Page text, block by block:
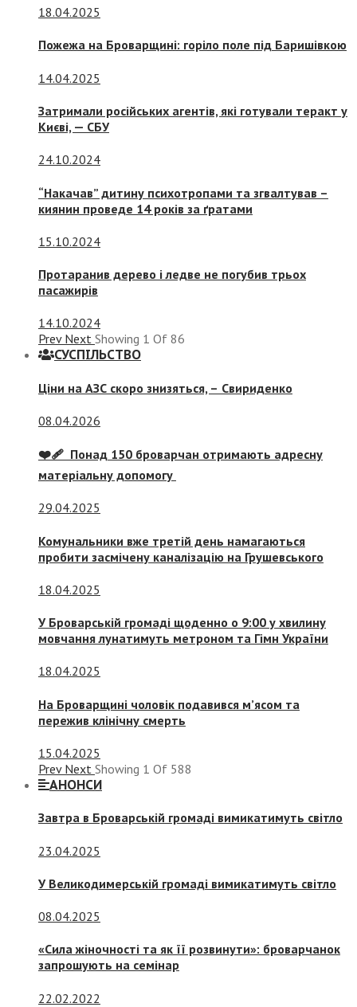
18.04.2025
Пожежа на Броварщині: горіло поле під Баришівкою
14.04.2025
Затримали російських агентів, які готували теракт у
Києві, — СБУ
24.10.2024
“Накачав” дитину психотропами та згвалтував –
киянин проведе 14 років за ґратами
15.10.2024
Протаранив дерево і ледве не погубив трьох
пасажирів
14.10.2024
Prev Next Showing 1 Of 86
СУСПIЛЬСТВО
Ціни на АЗС скоро знизяться, – Свириденко
08.04.2026
❤️‍🩹 Понад 150 броварчан отримають адресну
матеріальну допомогу
29.04.2025
Комунальники вже третій день намагаються
пробити засмічену каналізацію на Грушевського
18.04.2025
У Броварській громаді щоденно о 9:00 у хвилину
мовчання лунатимуть метроном та Гімн України
18.04.2025
На Броварщині чоловік подавився м’ясом та
пережив клінічну смерть
15.04.2025
Prev Next Showing 1 Of 588
АНОНСИ
Завтра в Броварській громаді вимикатимуть світло
23.04.2025
У Великодимерській громаді вимикатимуть світло
08.04.2025
«Сила жіночності та як її розвинути»: броварчанок
запрошують на семінар
22.02.2022